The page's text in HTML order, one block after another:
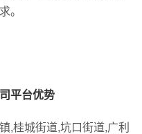
。
平台优势
,桂城街道,坑口街道,广利